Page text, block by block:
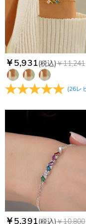
￥5,931(税込)￥11,241
(26レ
￥5,391(税込)￥10,800